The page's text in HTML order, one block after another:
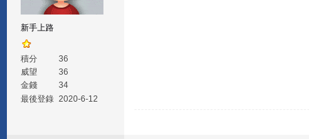
新手上路
積分
36
威望
36
金錢
34
最後登錄 2020-6-12